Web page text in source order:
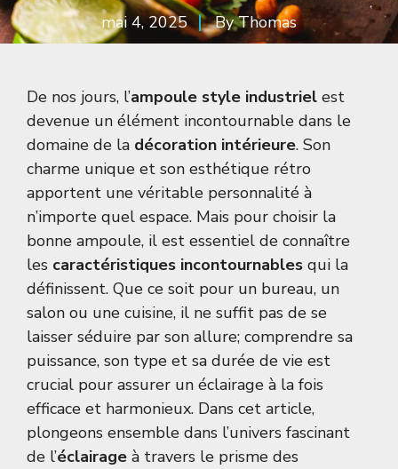
mai 4, 2025 ByThomas
De nos jours, l’ampoule style industriel est
devenue un élément incontournable dans le
domaine de la décoration intérieure. Son
charme unique et son esthétique rétro
apportent une véritable personnalité à
n’importe quel espace. Mais pour choisir la
bonne ampoule, il est essentiel de connaître
les caractéristiques incontournables qui la
définissent. Que ce soit pour un bureau, un
salon ou une cuisine, il ne suffit pas de se
laisser séduire par son allure; comprendre sa
puissance, son type et sa durée de vie est
crucial pour assurer un éclairage à la fois
efficace et harmonieux. Dans cet article,
plongeons ensemble dans l’univers fascinant
de l’éclairage à travers le prisme des